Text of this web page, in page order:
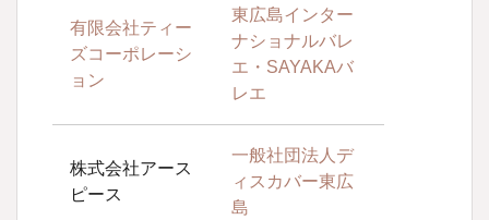
有限会社ティー
ズコーポレーシ
ョン
東広島インター
ナショナルバレ
エ・SAYAKAバ
レエ
株式会社アース
ピース
一般社団法人デ
ィスカバー東広
島